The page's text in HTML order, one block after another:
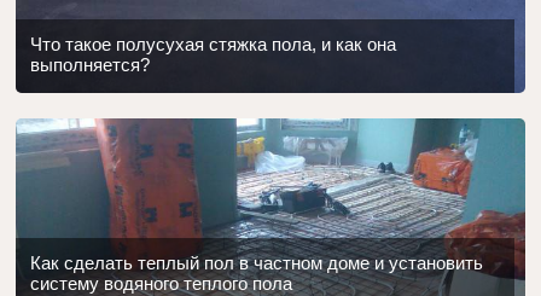
Что такое полусухая стяжка пола, и как она
выполняется?
Как сделать теплый пол в частном доме и установить
систему водяного теплого пола